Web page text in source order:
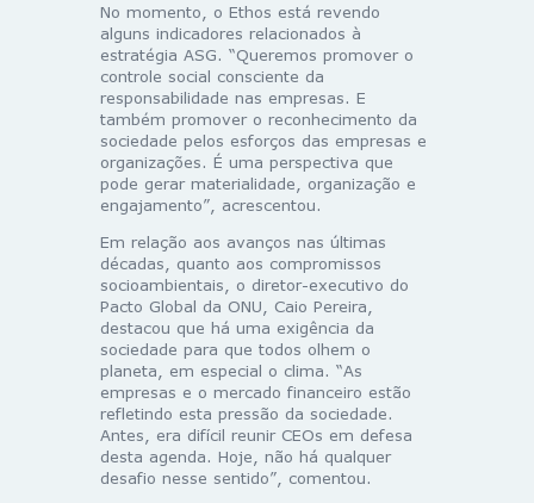
No momento, o Ethos está revendo
alguns indicadores relacionados à
estratégia ASG. “Queremos promover o
controle social consciente da
responsabilidade nas empresas. E
também promover o reconhecimento da
sociedade pelos esforços das empresas e
organizações. É uma perspectiva que
pode gerar materialidade, organização e
engajamento”, acrescentou.
Em relação aos avanços nas últimas
décadas, quanto aos compromissos
socioambientais, o diretor-executivo do
Pacto Global da ONU, Caio Pereira,
destacou que há uma exigência da
sociedade para que todos olhem o
planeta, em especial o clima. “As
empresas e o mercado financeiro estão
refletindo esta pressão da sociedade.
Antes, era difícil reunir CEOs em defesa
desta agenda. Hoje, não há qualquer
desafio nesse sentido”, comentou.